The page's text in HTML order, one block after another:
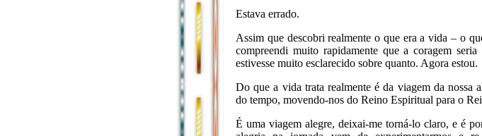
Estava errado.
Assim que descobri realmente o que era a vida – o
compreendi muito rapidamente que a coragem
estivesse muito esclarecido sobre quanto. Agora estou.
Do que a vida trata realmente é da viagem da nossa
do tempo, movendo-nos do Reino Espiritual para o
É uma viagem alegre, deixai-me torná-lo claro, e é